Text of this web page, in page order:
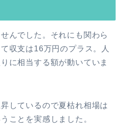
んでした。それにも関わら
収支は16万円のプラス。人
に相当する額が動いていま
しているので夏枯れ相場は
ことを実感しました。